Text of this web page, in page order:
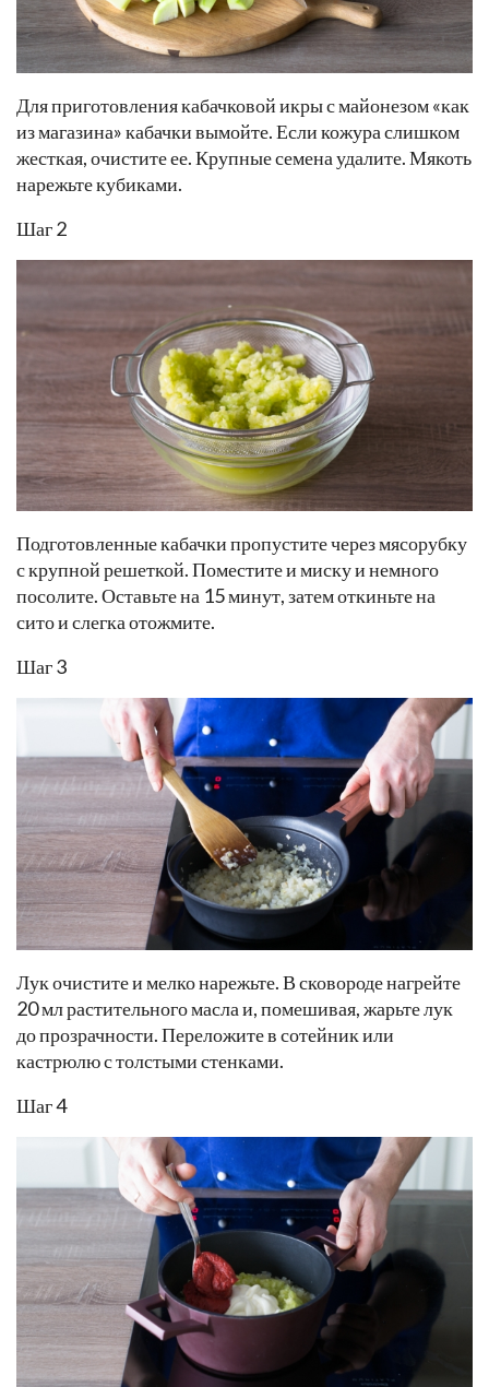
Для приготовления кабачковой икры с майонезом «как
из магазина» кабачки вымойте. Если кожура слишком
жесткая, очистите ее. Крупные семена удалите. Мякоть
нарежьте кубиками.
Шаг 2
Подготовленные кабачки пропустите через мясорубку
с крупной решеткой. Поместите и миску и немного
посолите. Оставьте на 15 минут, затем откиньте на
сито и слегка отожмите.
Шаг 3
Лук очистите и мелко нарежьте. В сковороде нагрейте
20 мл растительного масла и, помешивая, жарьте лук
до прозрачности. Переложите в сотейник или
кастрюлю с толстыми стенками.
Шаг 4